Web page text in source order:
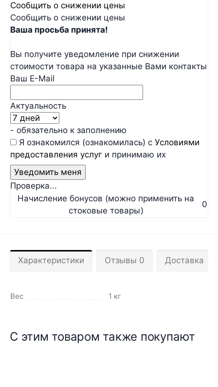
Сообщить о снижении цены
Сообщить о снижении цены
Ваша просьба принята!
Вы получите уведомление при снижении
стоимости товара на указанные Вами контакты
Ваш E-Mail
Актуальность
- обязательно к заполнению
Я ознакомился (ознакомилась) с Условиями
предоставления услуг и принимаю их
Проверка...
Начисление бонусов (можно применить на
стоковые товары)
0
Характеристики Отзывы 0 Доставка
Вес 1 кг
С этим товаром также покупают